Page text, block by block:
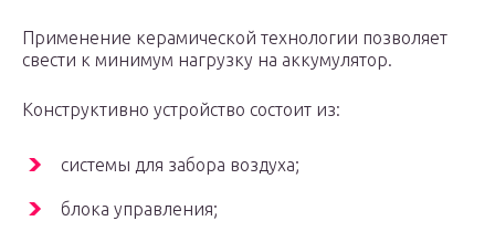
Применение керамической технологии позволяет
свести к минимум нагрузку на аккумулятор.
Конструктивно устройство состоит из:
системы для забора воздуха;
блока управления;